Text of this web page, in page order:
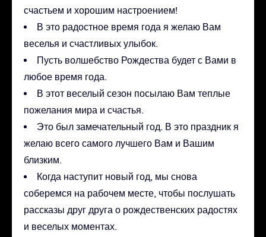
счастьем и хорошим настроением!
В это радостное время года я желаю Вам
веселья и счастливых улыбок.
Пусть волшебство Рождества будет с Вами в
любое время года.
В этот веселый сезон посылаю Вам теплые
пожелания мира и счастья.
Это был замечательный год. В это праздник я
желаю всего самого лучшего Вам и Вашим
близким.
Когда наступит новый год, мы снова
соберемся на рабочем месте, чтобы послушать
рассказы друг друга о рождественских радостях
и веселых моментах.